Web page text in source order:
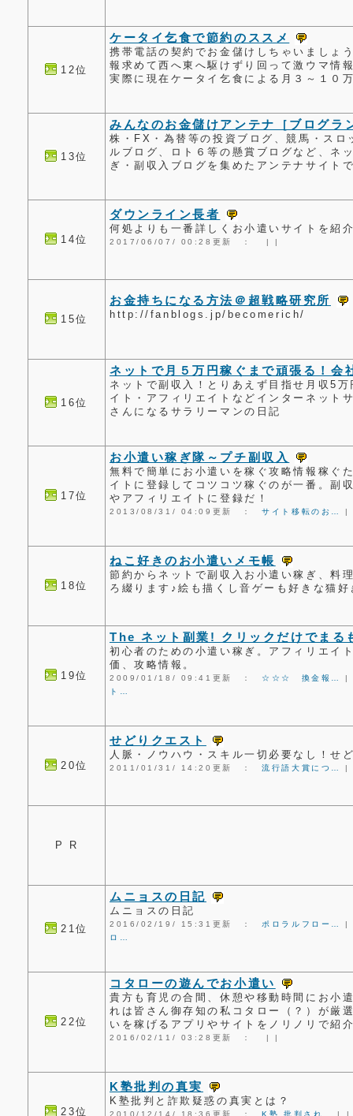
12位
ケータイ乞食で節約のススメ
携帯電話の契約でお金儲けしちゃいましょ
報求めて西へ東へ駆けずり回って激ウマ情
実際に現在ケータイ乞食による月３～１０
13位
みんなのお金儲けアンテナ［ブログラ
株・FX・為替等の投資ブログ、競馬・スロ
ルブログ、ロト６等の懸賞ブログなど、ネ
ぎ・副収入ブログを集めたアンテナサイト
14位
ダウンライン長者
何処よりも一番詳しくお小遣いサイトを紹
2017/06/07/ 00:28更新 ： | |
15位
お金持ちになる方法＠超戦略研究所
http://fanblogs.jp/becomerich/
16位
ネットで月５万円稼ぐまで頑張る！会
ネットで副収入！とりあえず目指せ月収5
イト・アフィリエイトなどインターネット
さんになるサラリーマンの日記
17位
お小遣い稼ぎ隊～プチ副収入
無料で簡単にお小遣いを稼ぐ攻略情報稼ぐ
イトに登録してコツコツ稼ぐのが一番。副
やアフィリエイトに登録だ！
2013/08/31/ 04:09更新 ：サイト移転のお…
18位
ねこ好きのお小遣いメモ帳
節約からネットで副収入お小遣い稼ぎ、料
ろ綴ります♪絵も描くし音ゲーも好きな猫
19位
The ネット副業! クリックだけでまる
初心者のための小遣い稼ぎ。アフィリエイ
価、攻略情報。
2009/01/18/ 09:41更新 ： ☆☆☆ 換金報…
ト…
20位
せどりクエスト
人脈・ノウハウ・スキル一切必要なし！せ
2011/01/31/ 14:20更新 ：流行語大賞につ…
P R
21位
ムニョスの日記
ムニョスの日記
2016/02/19/ 15:31更新 ： ポロラルフロー…
ロ…
22位
コタローの遊んでお小遣い
貴方も育児の合間、休憩や移動時間にお小
れは皆さん御存知の私コタロー（？）が厳
いを稼げるアプリやサイトをノリノリで紹
2016/02/11/ 03:28更新 ： | |
23位
K塾批判の真実
K塾批判と詐欺疑惑の真実とは？
2010/12/14/ 18:36更新 ：K塾 批判され… | |